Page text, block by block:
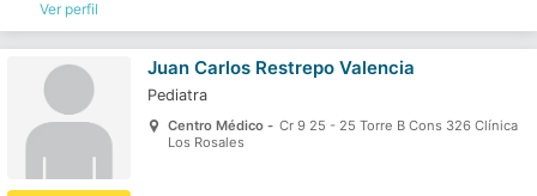
Ver perfil
Juan Carlos Restrepo Valencia
Pediatra
Centro Médico - Cr 9 25 - 25 Torre B Cons 326 Clínica
Los Rosales